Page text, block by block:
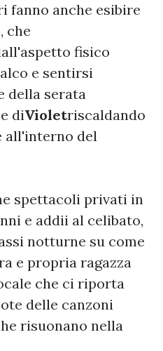
fanno anche esibire
che
fisico
e sentirsi
della serata
diVioletriscaldando
all'interno del
spettacoli privati in
e addii al celibato,
notturne su come
e propria ragazza
che ci riporta
delle canzoni
risuonano nella